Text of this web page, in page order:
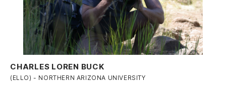
CHARLES LOREN BUCK
(ELLO) - NORTHERN ARIZONA UNIVERSITY